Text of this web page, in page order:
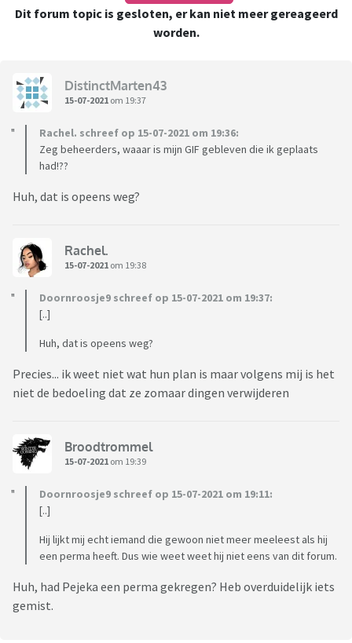
Dit forum topic is gesloten, er kan niet meer gereageerd
worden.
DistinctMarten43
15-07-2021 om 19:37
Rachel. schreef op 15-07-2021 om 19:36:
Zeg beheerders, waaar is mijn GIF gebleven die ik geplaats
had!??
Huh, dat is opeens weg?
Rachel.
15-07-2021 om 19:38
Doornroosje9 schreef op 15-07-2021 om 19:37:
[..]
Huh, dat is opeens weg?
Precies... ik weet niet wat hun plan is maar volgens mij is het
niet de bedoeling dat ze zomaar dingen verwijderen
Broodtrommel
15-07-2021 om 19:39
Doornroosje9 schreef op 15-07-2021 om 19:11:
[..]
Hij lijkt mij echt iemand die gewoon niet meer meeleest als hij
een perma heeft. Dus wie weet weet hij niet eens van dit forum.
Huh, had Pejeka een perma gekregen? Heb overduidelijk iets
gemist.